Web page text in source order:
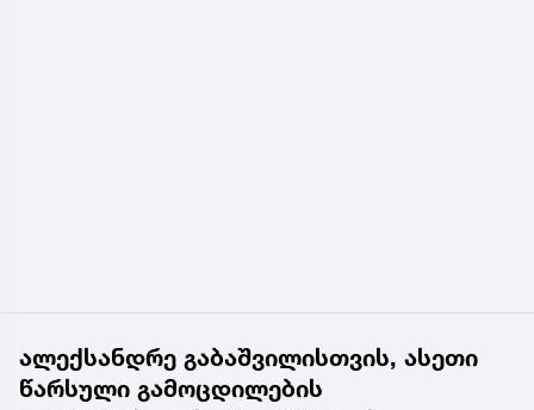
ალექსანდრე გაბაშვილისთვის, ასეთი
წარსული გამოცდილების